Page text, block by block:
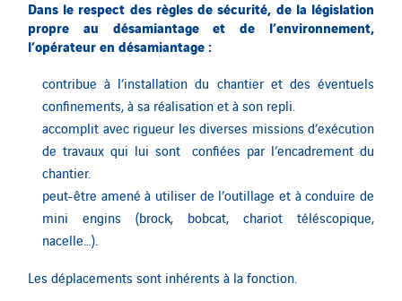
Dans le respect des règles de sécurité, de la législation
propre au désamiantage et de l’environnement,
l’opérateur en désamiantage :
contribue à l’installation du chantier et des éventuels
confinements, à sa réalisation et à son repli.
accomplit avec rigueur les diverses missions d’exécution
de travaux qui lui sont confiées par l’encadrement du
chantier.
peut-être amené à utiliser de l’outillage et à conduire de
mini engins (brock, bobcat, chariot téléscopique,
nacelle…).
Les déplacements sont inhérents à la fonction.